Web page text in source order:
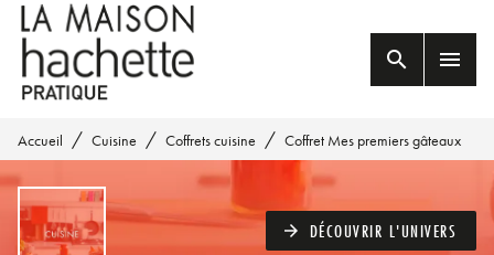
MENU RECHERCHE
PIED DE PAGE
search menu
Accueil / Cuisine / Coffrets cuisine / Coffret Mes premiers gâteaux
arrow_forward DÉCOUVRIR L'UNIVERS